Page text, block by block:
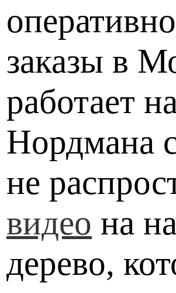
заказы в
работает
Нордмана
не
видео на
дерево,